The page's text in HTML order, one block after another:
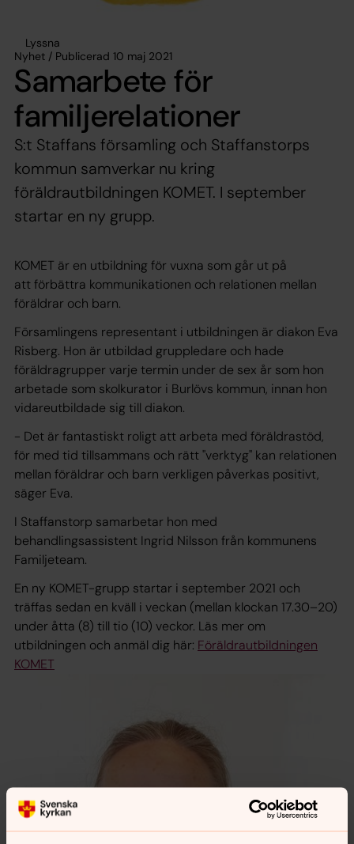
Lyssna
Nyhet / Publicerad 10 maj 2021
Samarbete för
familjerelationer
S:t Staffans församling och Staffanstorps
kommun samverkar nu kring
föräldrautbildningen KOMET. I september
startar en ny grupp.
KOMET är en utbildning för vuxna som går ut på
att förbättra kommunikationen och relationen mellan
föräldrar och barn.
Församlingens representant i utbildningen är diakon Eva
Risberg. Hon är utbildad gruppledare och hade
föräldragrupper varje termin under de sex år som hon
arbetade som skolkurator i Burlövs kommun, innan hon
vidareutbildade sig till diakon.
- Det är fantastiskt roligt att arbeta med föräldrastöd,
för med tid tillsammans och rätt "verktyg" kan relationen
mellan föräldrar och barn verkligen påverkas positivt,
säger Eva.
I Staffanstorp samarbetar hon med
behandlingsassistent Ingrid Nilsson från kommunens
Familjeteam.
En ny KOMET-grupp startar i september 2021 och
träffas sedan en kväll i veckan (mellan klockan 17.30–20)
under åtta (8) till tio (10) veckor. Läs mer om
utbildningen och anmäl dig här: Föräldrautbildningen
KOMET